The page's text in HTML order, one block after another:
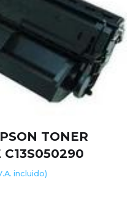
TONER
C13S050290
incluido)